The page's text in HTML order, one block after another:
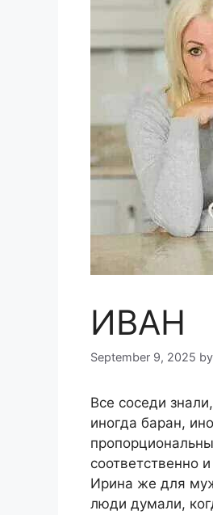
ИВАН
September 9, 2025 by
Все соседи
иногда баран,
соответственно
Ирина же для
люди думали,